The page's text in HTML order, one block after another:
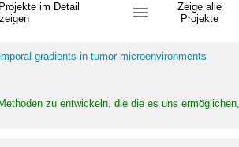
im Detail
Zeige alle
Projekte
gradients in tumor microenvironments
zu entwickeln, die die es uns